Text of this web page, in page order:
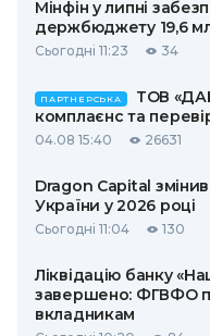
Мінфін у липні
держбюджету 19,6
Сьогодні 11:23 34
ПАРТНЕРСЬКА
ТОВ
комплаєнс та
04.08 15:40 26631
Dragon Capital
України у 2026 році
Сьогодні 11:04 130
Ліквідацію банку
завершено: ФГВФО
вкладникам